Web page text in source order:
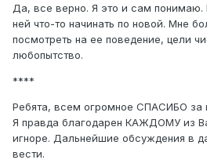
Да, все верно. Я это и сам
ней что-то начинать по новой. Мне
посмотреть на ее поведение, цели
любопытство.
****
Ребята, всем огромное СПАСИБО за
Я правда благодарен КАЖДОМУ из
игноре. Дальнейшие обсуждения в
вести.